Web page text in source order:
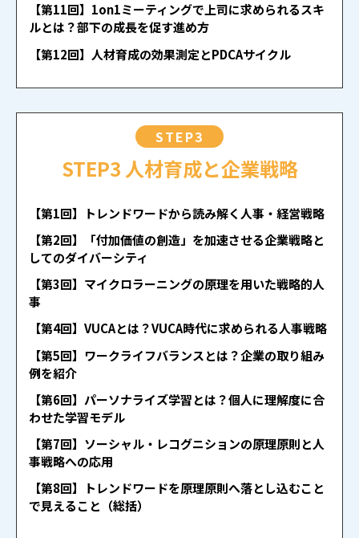
【第11回】1on1ミーティングで上司に求められるスキ
ルとは？部下の成長を促す進め方
【第12回】人材育成の効果測定とPDCAサイクル
STEP3
STEP3 人材育成と企業戦略
【第1回】トレンドワードから読み解く人事・経営戦略
【第2回】「付加価値の創造」を加速させる企業戦略と
してのダイバーシティ
【第3回】マイクロラーニングの原理を用いた戦略的人
事
【第4回】VUCAとは？VUCA時代に求められる人事戦略
【第5回】ワークライフバランスとは？企業の取り組み
例を紹介
【第6回】パーソナライズ学習とは？個人に理解度に合
わせた学習モデル
【第7回】ソーシャル・レコグニションの原理原則と人
事戦略への応用
【第8回】トレンドワードを原理原則へ落とし込むこと
で見えること（総括）